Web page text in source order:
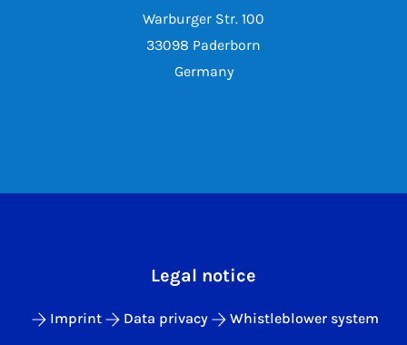
Warburger Str. 100
33098 Paderborn
Germany
Legal notice
Imprint Data privacy Whistleblower system